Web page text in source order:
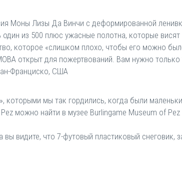
Моны Лизы Да Винчи с деформированной
из 500 плюс ужасные полотна, которые
которое «слишком плохо, чтобы его можно
открыт для пожертвований. Вам нужно только
Франциско, США
которыми мы так гордились, когда были
можно найти в музее Burlingame Museum of
видите, что 7-футовый пластиковый снеговик,